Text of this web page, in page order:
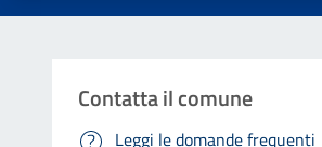
Contatta il comune
Leggi le domande frequenti